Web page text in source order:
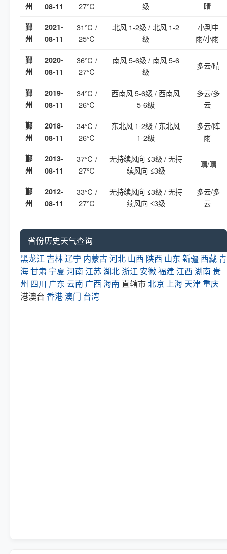
州
08-11
27℃
级
晴
鄞
州
2021-
08-11
31℃ /
25℃
北风 1-2级 / 北风 1-2
级
小到中
雨/小雨
鄞
州
2020-
08-11
36℃ /
27℃
南风 5-6级 / 南风 5-6
级
多云/晴
鄞
州
2019-
08-11
34℃ /
26℃
西南风 5-6级 / 西南风
5-6级
多云/多
云
鄞
州
2018-
08-11
34℃ /
26℃
东北风 1-2级 / 东北风
1-2级
多云/阵
雨
鄞
州
2013-
08-11
37℃ /
27℃
无持续风向 ≤3级 / 无持
续风向 ≤3级
晴/晴
鄞
州
2012-
08-11
33℃ /
27℃
无持续风向 ≤3级 / 无持
续风向 ≤3级
多云/多
云
省份历史天气查询
黑龙江 吉林辽宁 内蒙古河北 山西 陕西 山东 新疆 西藏 青
海甘肃 宁夏 河南 江苏 湖北 浙江 安徽福建 江西 湖南 贵
州 四川 广东 云南 广西 海南 直辖市北京 上海 天津 重庆
港澳台 香港澳门 台湾